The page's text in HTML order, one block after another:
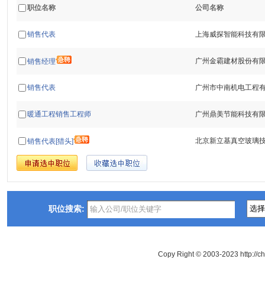
职位名称 公司名称
销售代表 上海威探智能科技有
销售经理 广州金霸建材股份有
销售代表 广州市中南机电工程
暖通工程销售工程师 广州鼎美节能科技有
销售代表[猎头] 北京新立基真空玻璃
职位搜索:
Copy Right © 2003-2023 http://